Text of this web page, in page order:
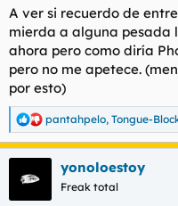
A ver si recuerdo de
mierda a alguna
ahora pero como diría
pero no me apetece.
por esto)
R
e
a
pantahpelo, Tongue-
yonoloestoy
Freak total